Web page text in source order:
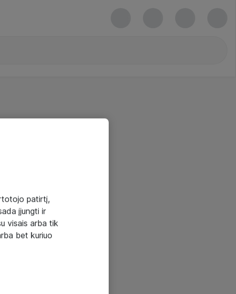
patirtį,
įjungti ir
visais arba tik
bet kuriuo